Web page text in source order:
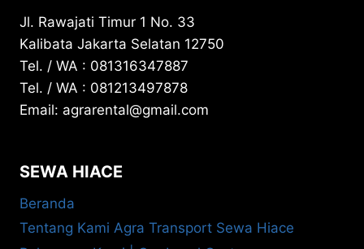
Jl. Rawajati Timur 1 No. 33
Kalibata Jakarta Selatan 12750
Tel. / WA : 081316347887
Tel. / WA : 081213497878
Email: agrarental@gmail.com
SEWA HIACE
Beranda
Tentang Kami Agra Transport Sewa Hiace